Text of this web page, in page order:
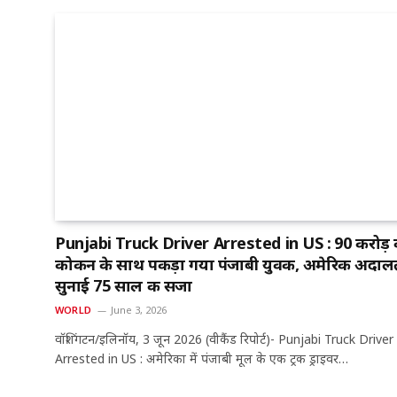
Punjabi Truck Driver Arrested in US : ₹90 करोड़
कोकीन के साथ पकड़ा गया पंजाबी युवक, अमेरिकी
सुनाई 75 साल की सजा
WORLD June 3, 2026
वॉशिंगटन/इलिनॉय, 3 जून 2026 (वीकैंड रिपोर्ट)- Punjabi Truck Driver
Arrested in US : अमेरिका में पंजाबी मूल के एक ट्रक ड्राइवर…